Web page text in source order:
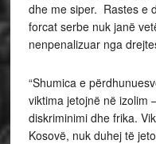
dhe me siper. Rastes e
forcat serbe nuk janë
nenpenalizuar nga
“Shumica e
viktima jetojnë në izolim
diskriminimi dhe frika.
Kosovë, nuk duhej të